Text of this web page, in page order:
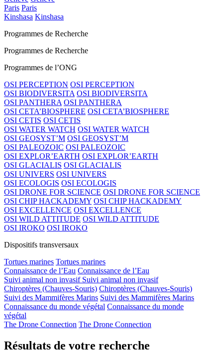
Paris Paris
Kinshasa Kinshasa
Programmes de Recherche
Programmes de Recherche
Programmes de l’ONG
OSI PERCEPTION OSI PERCEPTION
OSI BIODIVERSITA OSI BIODIVERSITA
OSI PANTHERA OSI PANTHERA
OSI CETA’BIOSPHERE OSI CETA’BIOSPHERE
OSI CETIS OSI CETIS
OSI WATER WATCH OSI WATER WATCH
OSI GEOSYST’M OSI GEOSYST’M
OSI PALEOZOIC OSI PALEOZOIC
OSI EXPLOR’EARTH OSI EXPLOR’EARTH
OSI GLACIALIS OSI GLACIALIS
OSI UNIVERS OSI UNIVERS
OSI ECOLOGIS OSI ECOLOGIS
OSI DRONE FOR SCIENCE OSI DRONE FOR SCIENCE
OSI CHIP HACKADEMY OSI CHIP HACKADEMY
OSI EXCELLENCE OSI EXCELLENCE
OSI WILD ATTITUDE OSI WILD ATTITUDE
OSI IROKO OSI IROKO
Dispositifs transversaux
Tortues marines Tortues marines
Connaissance de l’Eau Connaissance de l’Eau
Suivi animal non invasif Suivi animal non invasif
Chiroptères (Chauves-Souris) Chiroptères (Chauves-Souris)
Suivi des Mammifères Marins Suivi des Mammifères Marins
Connaissance du monde végétal Connaissance du monde
végétal
The Drone Connection The Drone Connection
Résultats de votre recherche